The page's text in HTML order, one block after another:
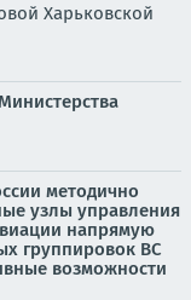
Харьковской
методично
узлы управления
напрямую
группировок ВС
возможности